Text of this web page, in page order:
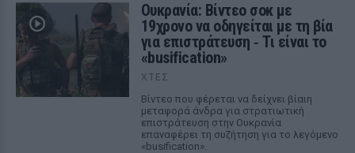
Ουκρανία: Βίντεο σοκ με
19χρονο να οδηγείται με τη βία
για επιστράτευση ‑ Τι είναι το
«busification»
ΧΤΕΣ
Βίντεο που φέρεται να δείχνει βίαιη
μεταφορά άνδρα για στρατιωτική
επιστράτευση στην Ουκρανία
επαναφέρει τη συζήτηση για το λεγόμενο
«busification».